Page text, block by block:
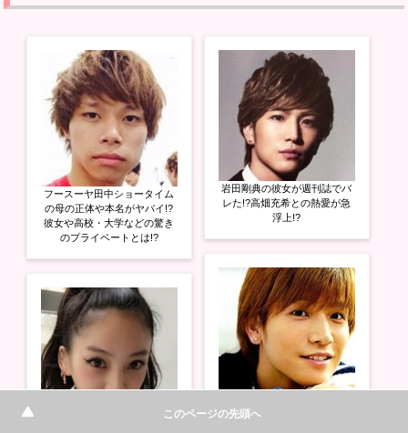
i
共
有
(
新
し
い
ド
ウ
で
開
き
ま
で
る
に
は
ク
リ
ッ
ク
て
く
だ
さ
い
(
新
し
い
ウ
ン
ウ
で
開
き
ま
す
)
o
+
で
共
有
(
新
し
い
ィ
ン
ド
ウ
で
開
き
ま
す
フースーヤ田中ショータイム
の母の正体や本名がヤバイ!?
彼女や高校・大学などの驚き
のプライベートとは!?
岩田剛典の彼女が週刊誌でバ
レた!?高畑充希との熱愛が急
浮上!?
岩田剛典がインスタでやらか
このページの先頭へ